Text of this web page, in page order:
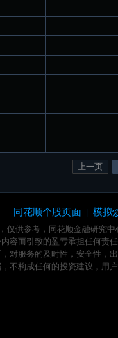
上一页
同花顺个股页面 模拟
仅供参考，同花顺金融研究
容而引致的盈亏承担任何
对服务的及时性，安全性，
不构成任何的投资建议，用